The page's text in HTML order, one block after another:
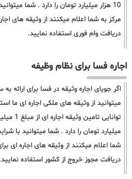
10 هزار میلیارد تومان را دارد . شما
مرکز به شما اعلام میکنند از وثیقه های
دریافت وام فوری استفاده نمایید.
اجاره فسا برای نظام وظیفه
اگر جویای اجاره وثیقه در فسا برای ارائه
میتوانید از وثیقه های ملکی اجاره ای ما
میلیارد تومان را دارد . شما میتوانید با
شما اعلام میکنند از وثیقه های اجاره ای
دریافت مجوز خروج از کشور استفاده نمایید.